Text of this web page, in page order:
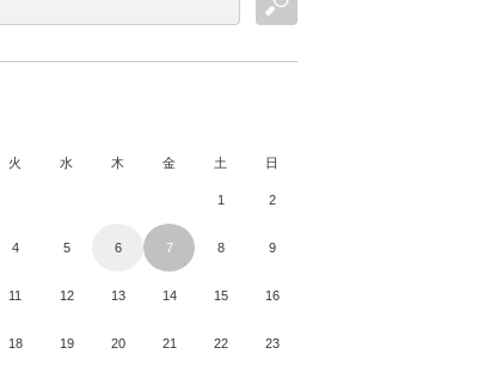
火 水 木 金 土 日
1 2
4 5 6 7 8 9
11 12 13 14 15 16
18 19 20 21 22 23